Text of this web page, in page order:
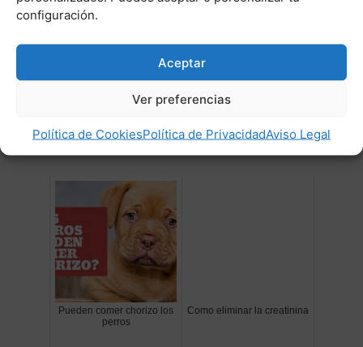
configuración.
Aceptar
Ver preferencias
Política de CookiesPolítica de PrivacidadAviso Legal
excepto la γ-butirobetaína hidroxilasa, que está
ausente en el músculo cardíaco y esquelético.
Sin embargo, esta enzima está muy expresada
en el hígado, los testículos y el riñón humanos
Post Relacionados:
Pueden comer chorizo los
perros
Como eliminar la creatinina